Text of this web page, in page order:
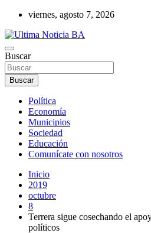
Saltar
contenido
viernes, agosto 7, 2026
Ultima Noticia BA
Últimas noticias de la provincia de
Matanza en nuestro portal de noticias.
política, economía, sociedad y mucho
Buscar
Buscar
Política
Economía
Municipios
Sociedad
Educación
Comunícate con nosotros
Inicio
2019
octubre
8
Terrera sigue cosechando el
políticos